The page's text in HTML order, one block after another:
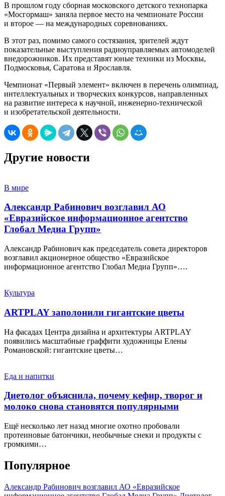
В прошлом году сборная московского детского технопарка
«Мосгормаш» заняла первое место на чемпионате России
и второе — на международных соревнованиях.
В этот раз, помимо самого состязания, зрителей ждут
показательные выступления радиоуправляемых автомоделей
внедорожников. Их представят юные техники из Москвы,
Подмосковья, Саратова и Ярославля.
Чемпионат «Первый элемент» включен в перечень олимпиад,
интеллектуальных и творческих конкурсов, направленных
на развитие интереса к научной, инженерно-технической
и изобретательской деятельности.
Другие новости
В мире
Александр Рабинович возглавил АО
«Евразийское информационное агентство
Глобал Медиа Групп»
Александр Рабинович как председатель совета директоров
возглавил акционерное общество «Евразийское
информационное агентство Глобал Медиа Групп»….
Культура
ARTPLAY заполонили гигантские цветы
На фасадах Центра дизайна и архитектуры ARTPLAY
появились масштабные граффити художницы Елены
Романовской: гигантские цветы…
Еда и напитки
Диетолог объяснила, почему кефир, творог и
молоко снова становятся популярными
Ещё несколько лет назад многие охотно пробовали
протеиновые батончики, необычные снеки и продукты с
громкими…
Популярное
Александр Рабинович возглавил АО «Евразийское